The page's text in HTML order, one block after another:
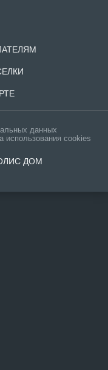
данных
использования cookies
ДОМ